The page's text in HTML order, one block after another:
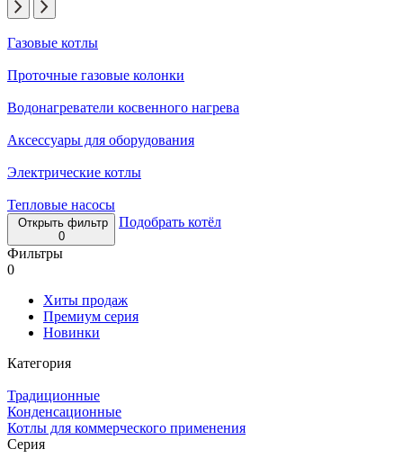
Газовые котлы
Проточные газовые колонки
Водонагреватели косвенного нагрева
Аксессуары для оборудования
Электрические котлы
Тепловые насосы
Открыть фильтр
0
Подобрать котёл
Фильтры
0
Хиты продаж
Премиум серия
Новинки
Категория
Традиционные
Конденсационные
Котлы для коммерческого применения
Серия